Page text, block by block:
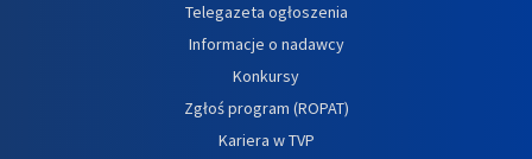
Telegazeta ogłoszenia
Informacje o nadawcy
Konkursy
Zgłoś program (ROPAT)
Kariera w TVP